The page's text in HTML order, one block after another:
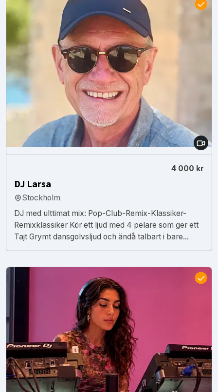
4 000 kr
DJ Larsa
Stockholm
DJ med ulttimat mix: Pop-Club-Remix-Klassiker-
Remixklassiker Kör ett ljud med 4 pelare som ger ett
Tajt Grymt dansgolvsljud och ändå talbart i bare...